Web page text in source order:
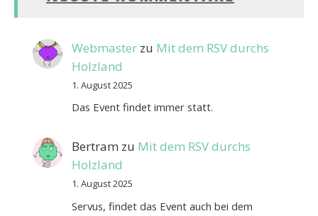
Webmasterzu Mit dem RSV durchs
Holzland
1. August 2025
Das Event findet immer statt.
Bertram zu Mit dem RSV durchs
Holzland
1. August 2025
Servus, findet das Event auch bei dem